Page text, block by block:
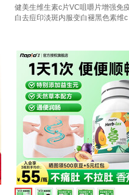
健美生维生素c片VC咀嚼片增强免
白去痘印淡斑内服变白褪黑色素维